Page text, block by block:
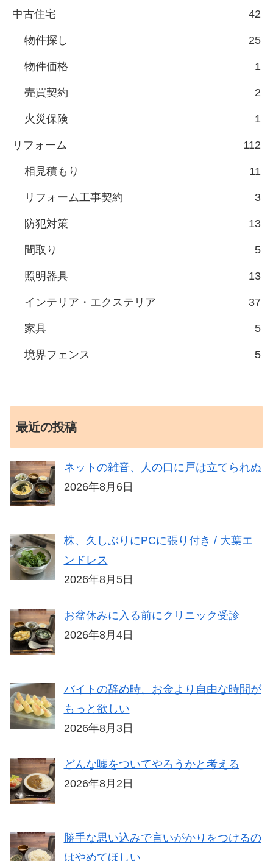
中古住宅 42
物件探し 25
物件価格 1
売買契約 2
火災保険 1
リフォーム 112
相見積もり 11
リフォーム工事契約 3
防犯対策 13
間取り 5
照明器具 13
インテリア・エクステリア 37
家具 5
境界フェンス 5
最近の投稿
ネットの雑音、人の口に戸は立てられぬ
2026年8月6日
株、久しぶりにPCに張り付き / 大葉エ
ンドレス
2026年8月5日
お盆休みに入る前にクリニック受診
2026年8月4日
バイトの辞め時、お金より自由な時間が
もっと欲しい
2026年8月3日
どんな嘘をついてやろうかと考える
2026年8月2日
勝手な思い込みで言いがかりをつけるの
はやめてほしい